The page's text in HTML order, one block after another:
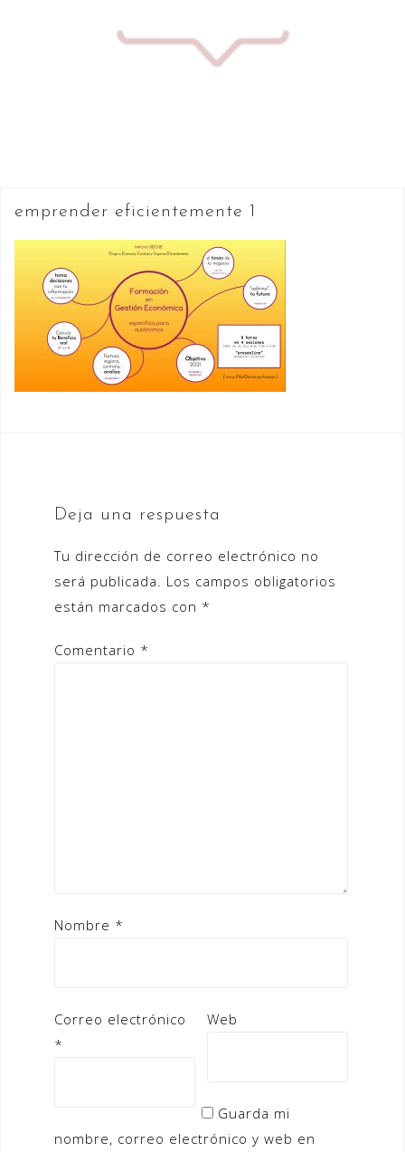
emprender eficientemente 1
Deja una respuesta
Tu dirección de correo electrónico no
será publicada. Los campos obligatorios
están marcados con *
Comentario *
Nombre *
Correo electrónico
*
Web
Guarda mi
nombre, correo electrónico y web en